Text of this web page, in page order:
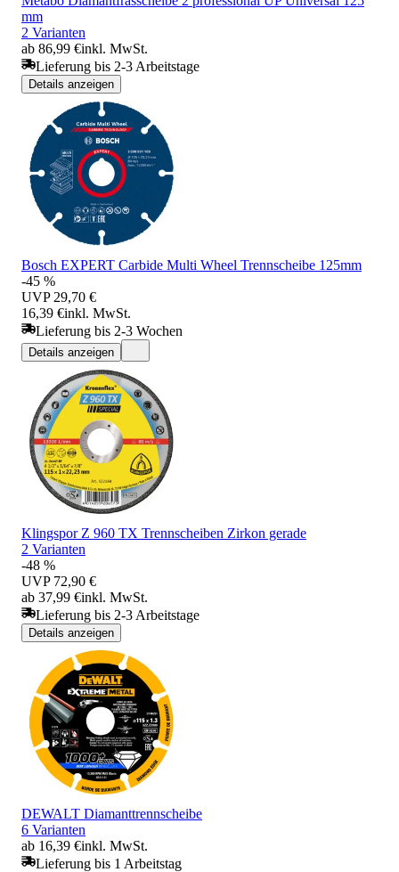
mm
2 Varianten
ab 86,99 €inkl. MwSt.
Lieferung bis 2-3 Arbeitstage
Details anzeigen
Bosch EXPERT Carbide Multi Wheel Trennscheibe 125mm
-45 %
UVP 29,70 €
16,39 €inkl. MwSt.
Lieferung bis 2-3 Wochen
Details anzeigen
Klingspor Z 960 TX Trennscheiben Zirkon gerade
2 Varianten
-48 %
UVP 72,90 €
ab 37,99 €inkl. MwSt.
Lieferung bis 2-3 Arbeitstage
Details anzeigen
DEWALT Diamanttrennscheibe
6 Varianten
ab 16,39 €inkl. MwSt.
Lieferung bis 1 Arbeitstag